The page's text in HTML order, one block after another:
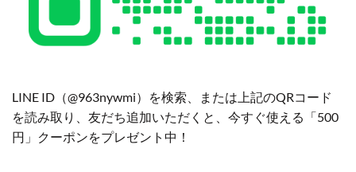
LINE ID（@963nywmi）を検索、または上記のQRコード
を読み取り、友だち追加いただくと、今すぐ使える「500
円」クーポンをプレゼント中！